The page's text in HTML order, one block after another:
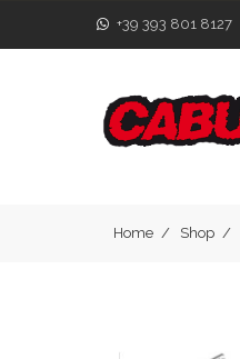
+39 393 801 8127
Home Shop